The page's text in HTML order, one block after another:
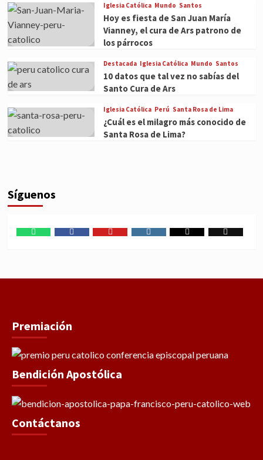
Iglesia Católica Mundo Santos
Hoy es fiesta de San Juan María
Vianney, el cura de Ars patrono de
los párrocos
Destacada Iglesia Católica Mundo Santos
10 datos que tal vez no sabías del
Santo Cura de Ars
Iglesia Católica Perú Santa Rosa de Lima
¿Cuál es el milagro más conocido de
Santa Rosa de Lima?
Síguenos
Premiación
Bendición Apostólica
Contáctanos